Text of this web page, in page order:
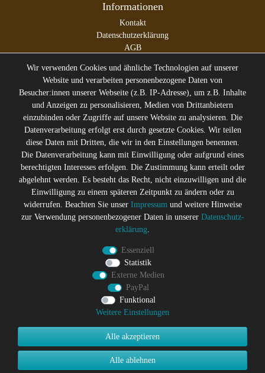
Informationen
Kontakt
Datenschutzerklärung
AGB
* Alle Preise inkl. gesetzl. Mehrwertsteuer zzgl.Versandkosten
** Die durchgestrichenen Preise entsprechen dem ehemaligen
Preis des Verkäufers
Gerne halten wir Sie auf dem
Laufenden
Abonniere den Suicide Glam Newsletter um über Trends,
Schnäppchen, Gutscheine Aktionen und Angebote per E-
Mail informiert zu werden, und erhalte einen 10% Rabatt
Gutschein nach erfolgreicher Anmeldung. Eine
Abmeldung ist jederzeit möglich
Hiermit bestätige ich, dass ich dieDaten­schutz­erklärung
habe. Meine Einwilligung kann ich jederzeit widerrufen.**
Abonnieren
** Hierbei handelt es sich um ein Pflichtfeld.
Wir verwenden Cookies und ähnliche Technologien auf unserer
Website und verarbeiten personenbezogene Daten von
Besucher:innen unserer Webseite (z.B. IP-Adresse), um z.B. Inhalte
und Anzeigen zu personalisieren, Medien von Drittanbietern
einzubinden oder Zugriffe auf unsere Website zu analysieren. Die
Datenverarbeitung erfolgt erst durch gesetzte Cookies. Wir teilen
diese Daten mit Dritten, die wir in den Einstellungen benennen.
Die Datenverarbeitung kann mit Einwilligung oder aufgrund eines
berechtigten Interesses erfolgen. Die Zustimmung kann erteilt oder
abgelehnt werden. Es besteht das Recht, nicht einzuwilligen und die
Einwilligung zu einem späteren Zeitpunkt zu ändern oder zu
widerrufen. Beachten Sie unser Impressumund weitere Hinweise
zur Verwendung personenbezogener Daten in unserer Daten­schutz­
erklärung.
Essenziell
Statistik
Externe Medien
PayPal
Funktional
Weitere Einstellungen
Alle akzeptieren
Alle ablehnen